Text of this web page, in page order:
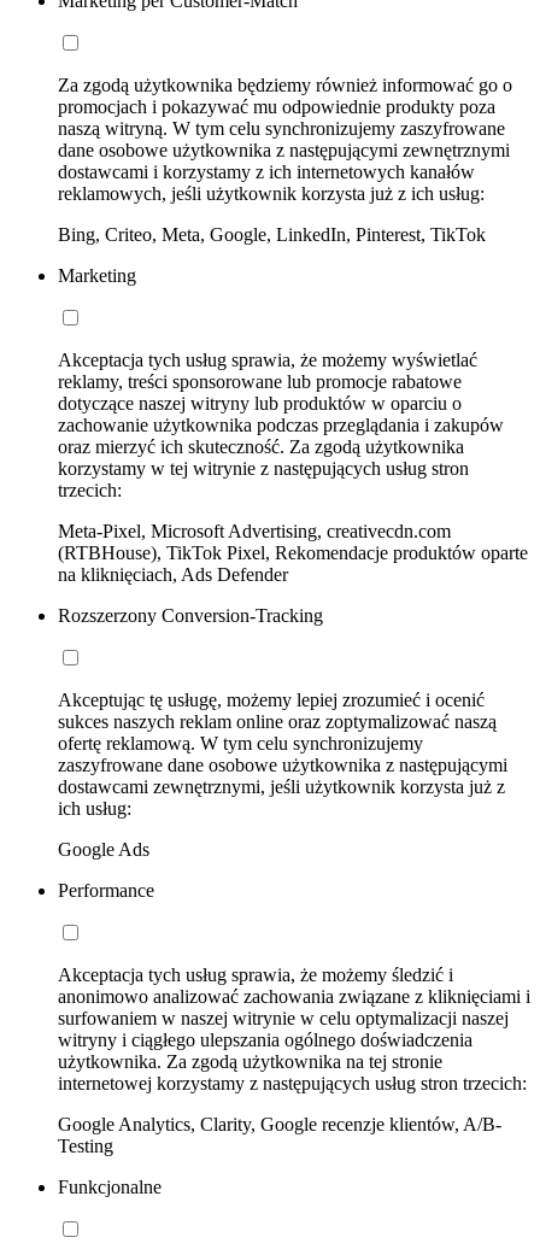
Za zgodą użytkownika będziemy również informować go o
promocjach i pokazywać mu odpowiednie produkty poza
naszą witryną. W tym celu synchronizujemy zaszyfrowane
dane osobowe użytkownika z następującymi zewnętrznymi
dostawcami i korzystamy z ich internetowych kanałów
reklamowych, jeśli użytkownik korzysta już z ich usług:
Bing, Criteo, Meta, Google, LinkedIn, Pinterest, TikTok
Marketing
Akceptacja tych usług sprawia, że możemy wyświetlać
reklamy, treści sponsorowane lub promocje rabatowe
dotyczące naszej witryny lub produktów w oparciu o
zachowanie użytkownika podczas przeglądania i zakupów
oraz mierzyć ich skuteczność. Za zgodą użytkownika
korzystamy w tej witrynie z następujących usług stron
trzecich:
Meta-Pixel, Microsoft Advertising, creativecdn.com
(RTBHouse), TikTok Pixel, Rekomendacje produktów oparte
na kliknięciach, Ads Defender
Rozszerzony Conversion-Tracking
Akceptując tę usługę, możemy lepiej zrozumieć i ocenić
sukces naszych reklam online oraz zoptymalizować naszą
ofertę reklamową. W tym celu synchronizujemy
zaszyfrowane dane osobowe użytkownika z następującymi
dostawcami zewnętrznymi, jeśli użytkownik korzysta już z
ich usług:
Google Ads
Performance
Akceptacja tych usług sprawia, że możemy śledzić i
anonimowo analizować zachowania związane z kliknięciami i
surfowaniem w naszej witrynie w celu optymalizacji naszej
witryny i ciągłego ulepszania ogólnego doświadczenia
użytkownika. Za zgodą użytkownika na tej stronie
internetowej korzystamy z następujących usług stron trzecich:
Google Analytics, Clarity, Google recenzje klientów, A/B-
Testing
Funkcjonalne